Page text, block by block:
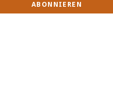
ABONNIEREN